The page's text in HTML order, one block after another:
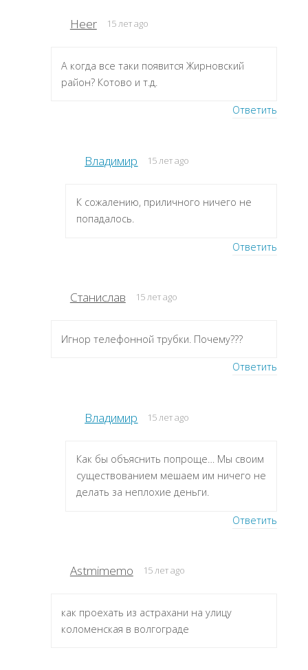
Heer 15 лет ago
А когда все таки появится Жирновский
район? Котово и т.д.
Ответить
Владимир 15 лет ago
К сожалению, приличного ничего не
попадалось.
Ответить
Станислав 15 лет ago
Игнор телефонной трубки. Почему???
Ответить
Владимир 15 лет ago
Как бы объяснить попроще… Мы своим
существованием мешаем им ничего не
делать за неплохие деньги.
Ответить
Astmimemo 15 лет ago
как проехать из астрахани на улицу
коломенская в волгограде